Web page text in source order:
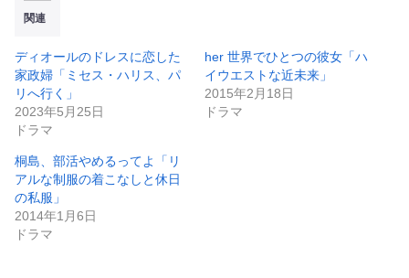
関連
ディオールのドレスに恋した
家政婦「ミセス・ハリス、パ
リへ行く」
2023年5月25日
ドラマ
her 世界でひとつの彼女「ハ
イウエストな近未来」
2015年2月18日
ドラマ
桐島、部活やめるってよ「リ
アルな制服の着こなしと休日
の私服」
2014年1月6日
ドラマ